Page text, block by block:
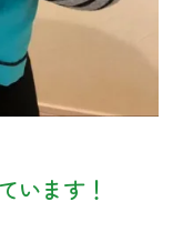
います！